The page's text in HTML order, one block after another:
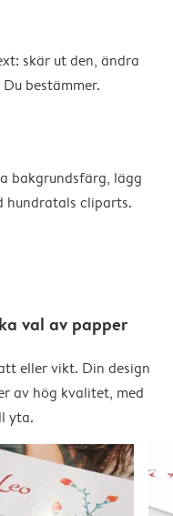
skär ut den, ändra
bestämmer.
bakgrundsfärg, lägg
cliparts.
val av papper
eller vikt. Din design
av hög kvalitet, med
yta.